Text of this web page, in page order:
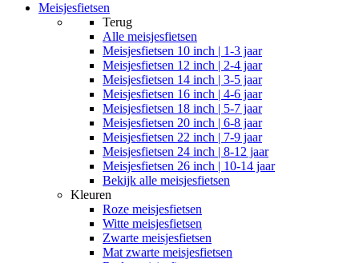
Meisjesfietsen
Terug
Alle meisjesfietsen
Meisjesfietsen 10 inch | 1-3 jaar
Meisjesfietsen 12 inch | 2-4 jaar
Meisjesfietsen 14 inch | 3-5 jaar
Meisjesfietsen 16 inch | 4-6 jaar
Meisjesfietsen 18 inch | 5-7 jaar
Meisjesfietsen 20 inch | 6-8 jaar
Meisjesfietsen 22 inch | 7-9 jaar
Meisjesfietsen 24 inch | 8-12 jaar
Meisjesfietsen 26 inch | 10-14 jaar
Bekijk alle meisjesfietsen
Kleuren
Roze meisjesfietsen
Witte meisjesfietsen
Zwarte meisjesfietsen
Mat zwarte meisjesfietsen